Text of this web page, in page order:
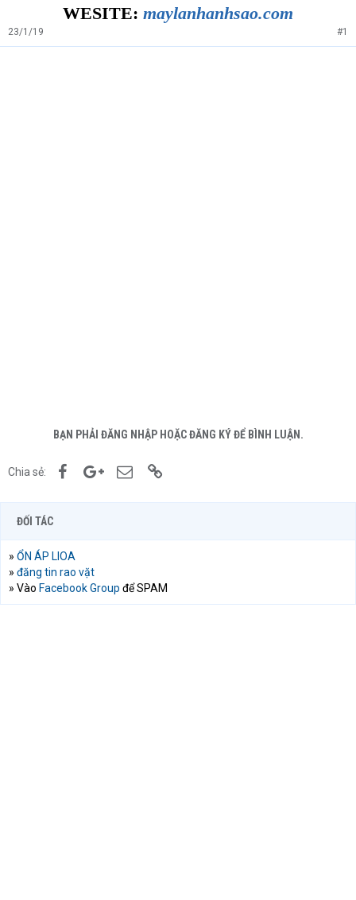
WESITE: maylanhanhsao.com
23/1/19 #1
BẠN PHẢI ĐĂNG NHẬP HOẶC ĐĂNG KÝ ĐỂ BÌNH LUẬN.
Chia sẻ: FacebookGoogle+Email
ĐỐI TÁC
» ỔN ÁP LIOA
» đăng tin rao vặt
» Vào Facebook Group để SPAM